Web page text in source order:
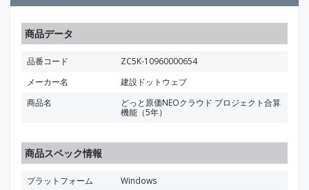
商品データ
品番コード
ZC5K-10960000654
メーカー名
建設ドットウェブ
商品名
どっと原価NEOクラウド プロジェクト合算
機能（5年）
商品スペック情報
プラットフォーム
Windows